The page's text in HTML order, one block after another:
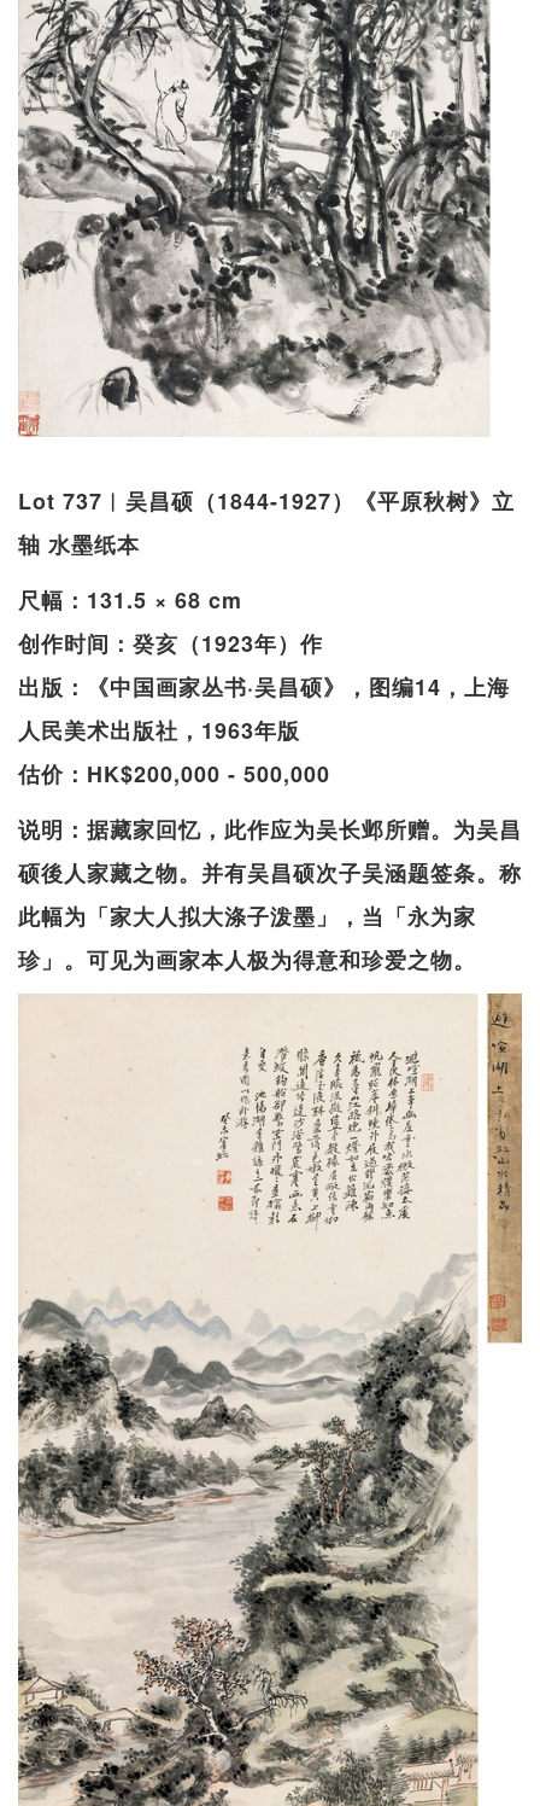
Lot 737︱吴昌硕（1844-1927）《平原秋树》立
轴 水墨纸本
尺幅：131.5 × 68 cm
创作时间：癸亥（1923年）作
出版：《中国画家丛书·吴昌硕》，图编14，上海
人民美术出版社，1963年版
估价：HK$200,000 - 500,000
说明：据藏家回忆，此作应为吴长邺所赠。为吴昌
硕後人家藏之物。并有吴昌硕次子吴涵题签条。称
此幅为「家大人拟大涤子泼墨」，当「永为家
珍」。可见为画家本人极为得意和珍爱之物。